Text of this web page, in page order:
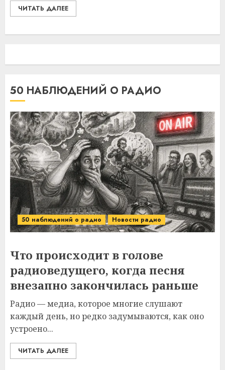
ЧИТАТЬ ДАЛЕЕ
50 НАБЛЮДЕНИЙ О РАДИО
50 наблюдений о радио Новости радио
Что происходит в голове
радиоведущего, когда песня
внезапно закончилась раньше
Радио — медиа, которое многие слушают
каждый день, но редко задумываются, как оно
устроено...
ЧИТАТЬ ДАЛЕЕ